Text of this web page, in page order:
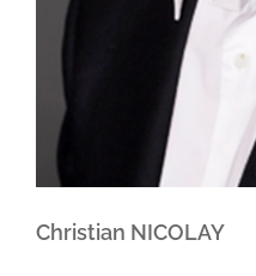
Christian NICOLAY